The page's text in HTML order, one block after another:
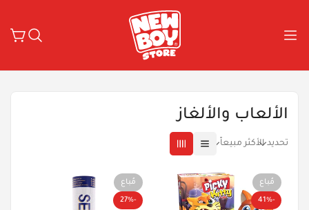
الألعاب والألغاز
تحديد الأكثر مبيعاً
مُباع
-41%
مُباع
-27%